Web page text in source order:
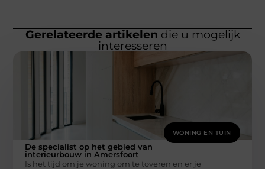
Gerelateerde artikelen die u mogelijk
interesseren
WONING EN TUIN
De specialist op het gebied van
interieurbouw in Amersfoort
Is het tijd om je woning om te toveren en er je